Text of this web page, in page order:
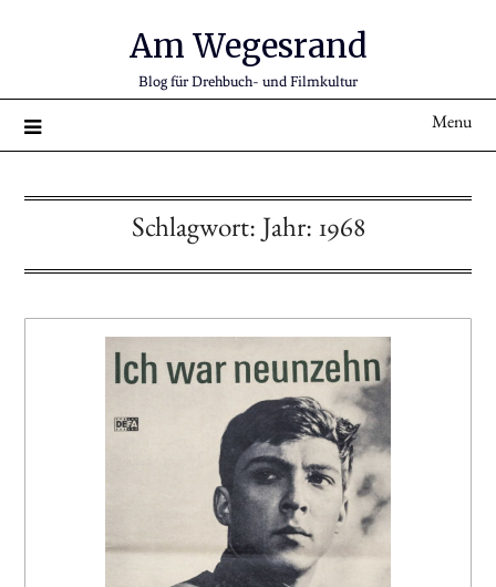
Am Wegesrand
Blog für Drehbuch- und Filmkultur
Menu
Schlagwort:Jahr: 1968